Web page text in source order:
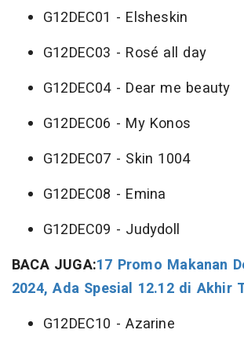
G12DEC01 - Elsheskin
G12DEC03 - Rosé all day
G12DEC04 - Dear me beauty
G12DEC06 - My Konos
G12DEC07 - Skin 1004
G12DEC08 - Emina
G12DEC09 - Judydoll
BACA JUGA:17 Promo Makanan
2024, Ada Spesial 12.12 di Akhir
G12DEC10 - Azarine